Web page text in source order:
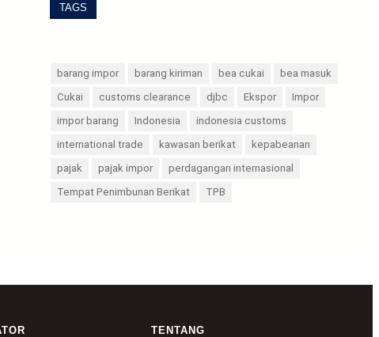
TAGS
barang impor barang kiriman bea cukai
bea masuk
Cukai
customs clearance djbc Ekspor
Impor
impor barang
Indonesia
indonesia customs
international trade
kawasan berikat
kepabeanan
pajak
pajak impor
perdagangan internasional
Tempat Penimbunan Berikat
TPB
TENTANG